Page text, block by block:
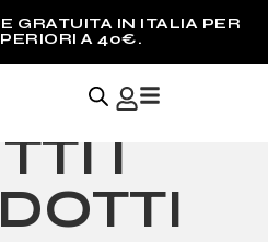
GRATUITA IN ITALIA PER
A 40€.
I